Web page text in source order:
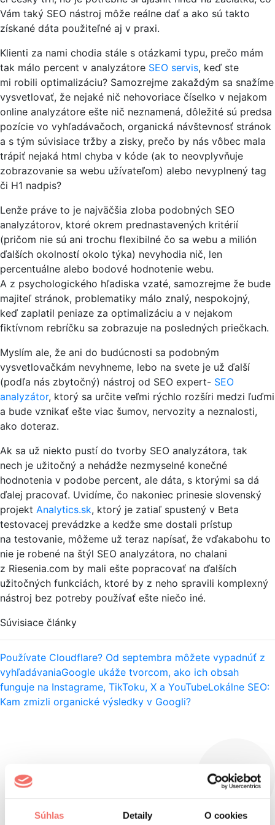
Súhlas Detaily O cookies
Vám taký SEO nástroj môže reálne dať a ako sú takto
získané dáta použiteľné aj v praxi.
Klienti za nami chodia stále s otázkami typu, prečo mám
tak málo percent v analyzátore SEO servis, keď ste
mi robili optimalizáciu? Samozrejme zakaždým sa snažíme
vysvetlovať, že nejaké nič nehovoriace číselko v nejakom
online analyzátore ešte nič neznamená, dôležité sú predsa
pozície vo vyhľadávačoch, organická návštevnosť stránok
a s tým súvisiace tržby a zisky, prečo by nás vôbec mala
trápiť nejaká html chyba v kóde (ak to neovplyvňuje
zobrazovanie sa webu užívateľom) alebo nevyplnený tag
či H1 nadpis?
Lenže práve to je najväčšia zloba podobných SEO
analyzátorov, ktoré okrem prednastavených kritérií
(pričom nie sú ani trochu flexibilné čo sa webu a milión
ďalších okolností okolo týka) nevyhodia nič, len
percentuálne alebo bodové hodnotenie webu.
A z psychologického hľadiska vzaté, samozrejme že bude
majiteľ stránok, problematiky málo znalý, nespokojný,
keď zaplatil peniaze za optimalizáciu a v nejakom
fiktívnom rebríčku sa zobrazuje na posledných priečkach.
Myslím ale, že ani do budúcnosti sa podobným
vysvetlovačkám nevyhneme, lebo na svete je už ďalší
(podľa nás zbytočný) nástroj od SEO expert- SEO
analyzátor, ktorý sa určite veľmi rýchlo rozšíri medzi ľuďmi
a bude vznikať ešte viac šumov, nervozity a neznalosti,
ako doteraz.
Ak sa už niekto pustí do tvorby SEO analyzátora, tak
nech je užitočný a nehádže nezmyselné konečné
hodnotenia v podobe percent, ale dáta, s ktorými sa dá
ďalej pracovať. Uvidíme, čo nakoniec prinesie slovenský
projekt Analytics.sk, ktorý je zatiaľ spustený v Beta
testovacej prevádzke a kedže sme dostali prístup
na testovanie, môžeme už teraz napísať, že vďakabohu to
nie je robené na štýl SEO analyzátora, no chalani
z Riesenia.com by mali ešte popracovať na ďalších
užitočných funkciách, ktoré by z neho spravili komplexný
nástroj bez potreby používať ešte niečo iné.
Súvisiace články
Používate Cloudflare? Od septembra môžete vypadnúť z
vyhľadávaniaGoogle ukáže tvorcom, ako ich obsah
funguje na Instagrame, TikToku, X a YouTubeLokálne SEO:
Kam zmizli organické výsledky v Googli?